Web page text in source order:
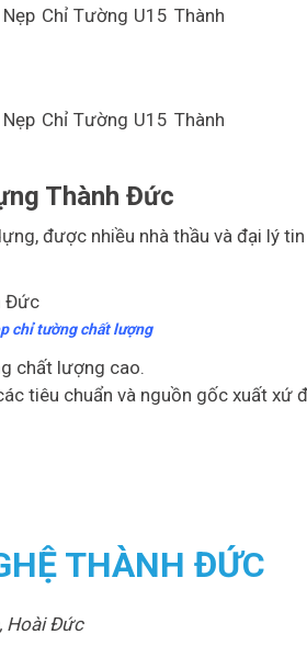
Thành Đức
được nhiều nhà thầu và đại lý
chỉ tường chất lượng
chất lượng cao.
tiêu chuẩn và nguồn gốc xuất xứ
THÀNH ĐỨC
Hoài Đức